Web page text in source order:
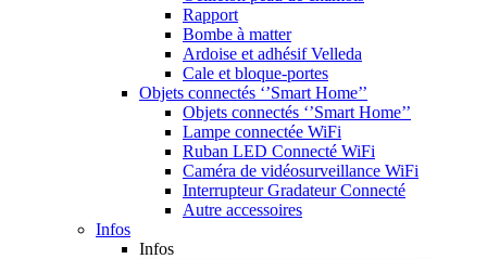
Rapport
Bombe à matter
Ardoise et adhésif Velleda
Cale et bloque-portes
Objets connectés ‘’Smart Home’’
Objets connectés ‘’Smart Home’’
Lampe connectée WiFi
Ruban LED Connecté WiFi
Caméra de vidéosurveillance WiFi
Interrupteur Gradateur Connecté
Autre accessoires
Infos
Infos